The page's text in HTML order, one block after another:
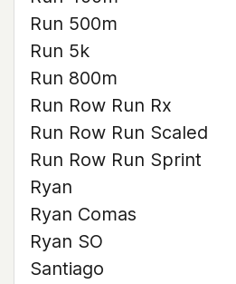
Run 500m
Run 5k
Run 800m
Run Row Run Rx
Run Row Run Scaled
Run Row Run Sprint
Ryan
Ryan Comas
Ryan SO
Santiago